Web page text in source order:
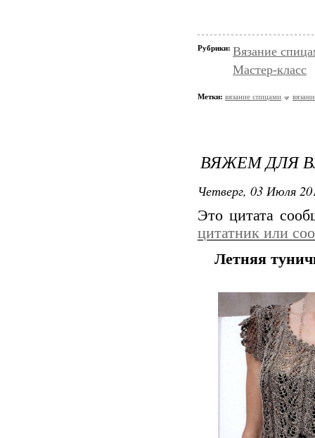
Рубрики: Вязание
Мастер-класс
Метки: вязание спицами
ВЯЖЕМ ДЛЯ
Четверг, 03 Июля
Это цитата
цитатник или
Летняя